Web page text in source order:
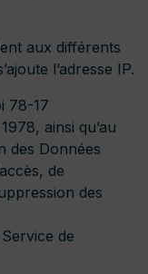
aux différents
l’adresse IP.
78-17
ainsi qu’au
des Données
de
des
de